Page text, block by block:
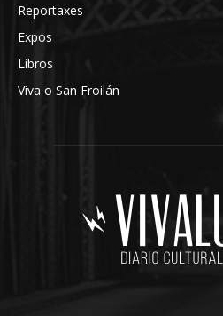
Reportaxes
Expos
Libros
Viva o San Froilán